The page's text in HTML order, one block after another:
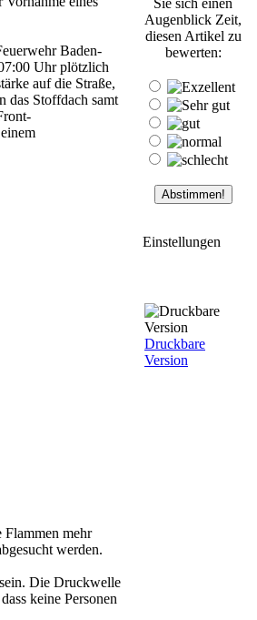
Baden-
Uhr plötzlich
auf die Straße,
das Stoffdach samt
Flammen mehr
werden.
Die Druckwelle
keine Personen
Sie sich einen
Augenblick Zeit,
diesen Artikel zu
bewerten:
Einstellungen
Druckbare
Version